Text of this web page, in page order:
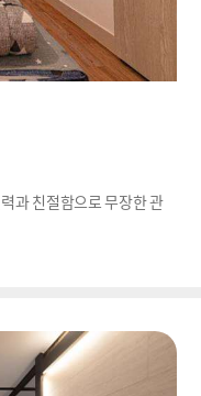
과 친절함으로 무장한 관